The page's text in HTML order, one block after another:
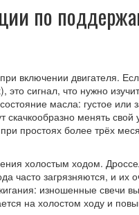
по
включении двигателя.
сигнал, что нужно
масла: густое
скачкообразно менять
простоях более трёх
холостым ходом.
часто загрязняются, и их
изношенные свечи
на холостом ходу и